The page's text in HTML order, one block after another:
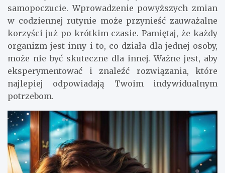
samopoczucie. Wprowadzenie powyższych zmian
w codziennej rutynie może przynieść zauważalne
korzyści już po krótkim czasie. Pamiętaj, że każdy
organizm jest inny i to, co działa dla jednej osoby,
może nie być skuteczne dla innej. Ważne jest, aby
eksperymentować i znaleźć rozwiązania, które
najlepiej odpowiadają Twoim indywidualnym
potrzebom.